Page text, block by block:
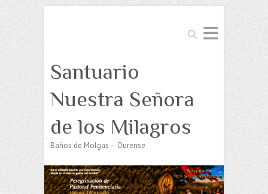
Buscar
Santuario
Nuestra Señora
de los Milagros
Baños de Molgas – Ourense